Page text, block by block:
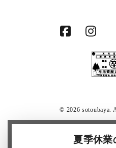
© 2026 sotoubaya.
夏季休業